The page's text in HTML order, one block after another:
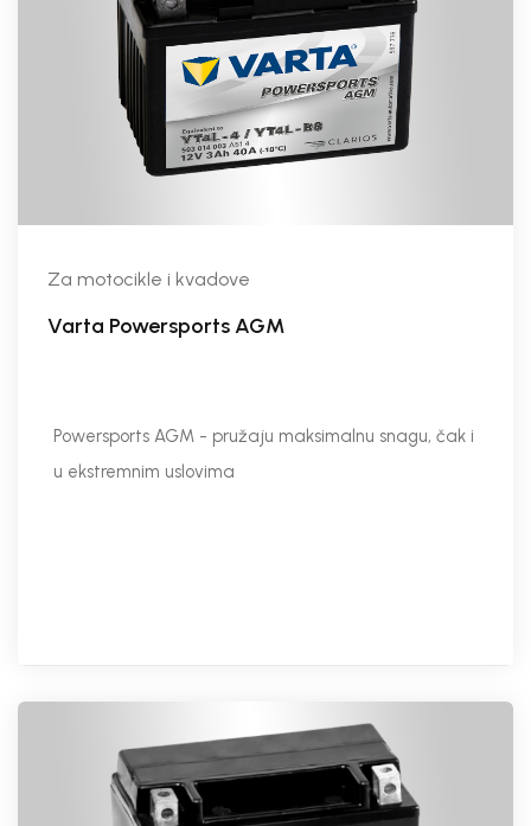
Za motocikle i kvadove
Varta Powersports AGM
Powersports AGM - pružaju maksimalnu snagu, čak i
u ekstremnim uslovima